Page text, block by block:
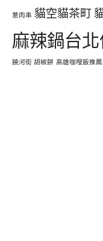
蔥肉串 貓空貓茶町
麻辣鍋台
饒河街 胡椒餅 高雄咖哩飯推薦